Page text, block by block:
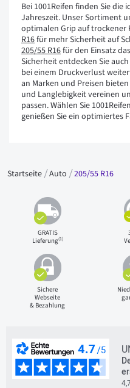
Bei 1001Reifen finden Sie die
Jahreszeit. Unser Sortiment
optimalen Grip auf trockener
R16für mehr Sicherheit auf
205/55 R16für den Einsatz
Sicherheit entdecken Sie
bei einem Druckverlust
an Marken und Preisen
und Langlebigkeit vereinen
passen. Wählen Sie
genießen Sie ein optimiertes
Startseite Auto 205/55 R16
GRATIS
Lieferung(1)
Sichere
Webseite
& Bezahlung